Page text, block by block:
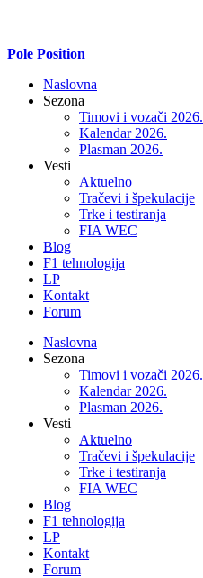
Pole Position
Naslovna
Sezona
Timovi i vozači 2026.
Kalendar 2026.
Plasman 2026.
Vesti
Aktuelno
Tračevi i špekulacije
Trke i testiranja
FIA WEC
Blog
F1 tehnologija
LP
Kontakt
Forum
Naslovna
Sezona
Timovi i vozači 2026.
Kalendar 2026.
Plasman 2026.
Vesti
Aktuelno
Tračevi i špekulacije
Trke i testiranja
FIA WEC
Blog
F1 tehnologija
LP
Kontakt
Forum